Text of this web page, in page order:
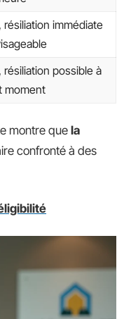
résiliation immédiate
résiliation possible à
moment
montre que la
confronté à des